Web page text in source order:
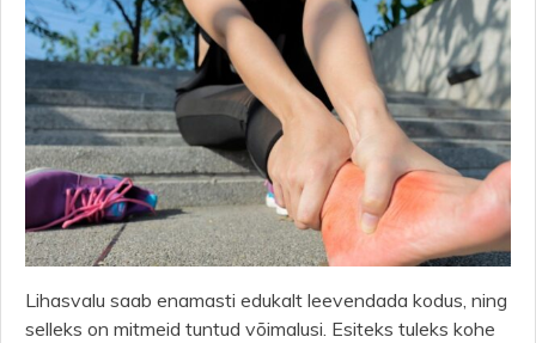
Lihasvalu saab enamasti edukalt leevendada kodus, ning
selleks on mitmeid tuntud võimalusi. Esiteks tuleks kohe